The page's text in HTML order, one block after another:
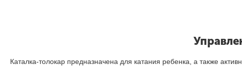
Каталка-толокар предназначена для катания ребенка, а также